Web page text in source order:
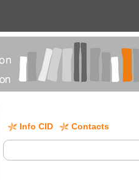
Info CID Contacts